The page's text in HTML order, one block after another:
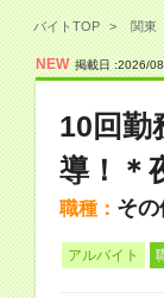
バイトTOP 関東
NEW 掲載日 :2026/08
10回勤
導！＊
職種： そ
アルバイト